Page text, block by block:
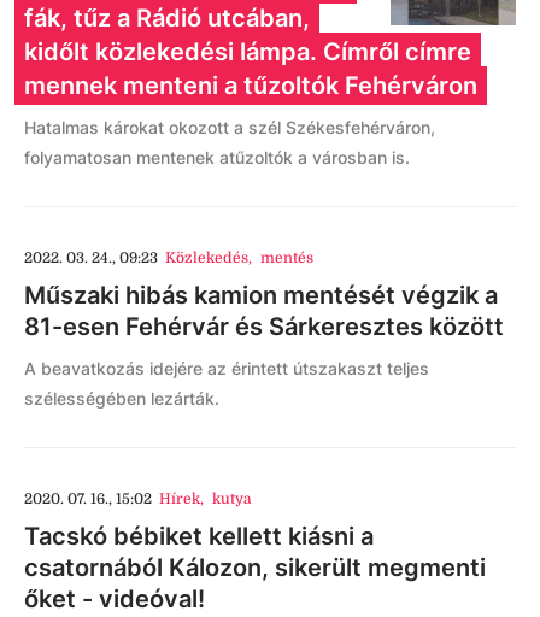
fák, tűz a Rádió utcában,
kidőlt közlekedési lámpa. Címről címre
mennek menteni a tűzoltók Fehérváron
Hatalmas károkat okozott a szél Székesfehérváron,
folyamatosan mentenek atűzoltók a városban is.
2022. 03. 24., 09:23 Közlekedés, mentés
Műszaki hibás kamion mentését végzik a
81-esen Fehérvár és Sárkeresztes között
A beavatkozás idejére az érintett útszakaszt teljes
szélességében lezárták.
2020. 07. 16., 15:02 Hírek, kutya
Tacskó bébiket kellett kiásni a
csatornából Kálozon, sikerült megmenti
őket - videóval!